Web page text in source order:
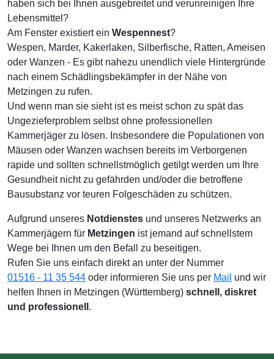
haben sich bei Ihnen ausgebreitet und verunreinigen Ihre
Lebensmittel?
Am Fenster existiert ein Wespennest?
Wespen, Marder, Kakerlaken, Silberfische, Ratten, Ameisen
oder Wanzen - Es gibt nahezu unendlich viele Hintergründe
nach einem Schädlingsbekämpfer in der Nähe von
Metzingen zu rufen.
Und wenn man sie sieht ist es meist schon zu spät das
Ungezieferproblem selbst ohne professionellen
Kammerjäger zu lösen. Insbesondere die Populationen von
Mäusen oder Wanzen wachsen bereits im Verborgenen
rapide und sollten schnellstmöglich getilgt werden um Ihre
Gesundheit nicht zu gefährden und/oder die betroffene
Bausubstanz vor teuren Folgeschäden zu schützen.
Aufgrund unseres Notdienstes und unseres Netzwerks an
Kammerjägern für Metzingen ist jemand auf schnellstem
Wege bei Ihnen um den Befall zu beseitigen.
Rufen Sie uns einfach direkt an unter der Nummer
01516 - 11 35 544 oder informieren Sie uns per Mail und wir
helfen Ihnen in Metzingen (Württemberg) schnell, diskret
und professionell .